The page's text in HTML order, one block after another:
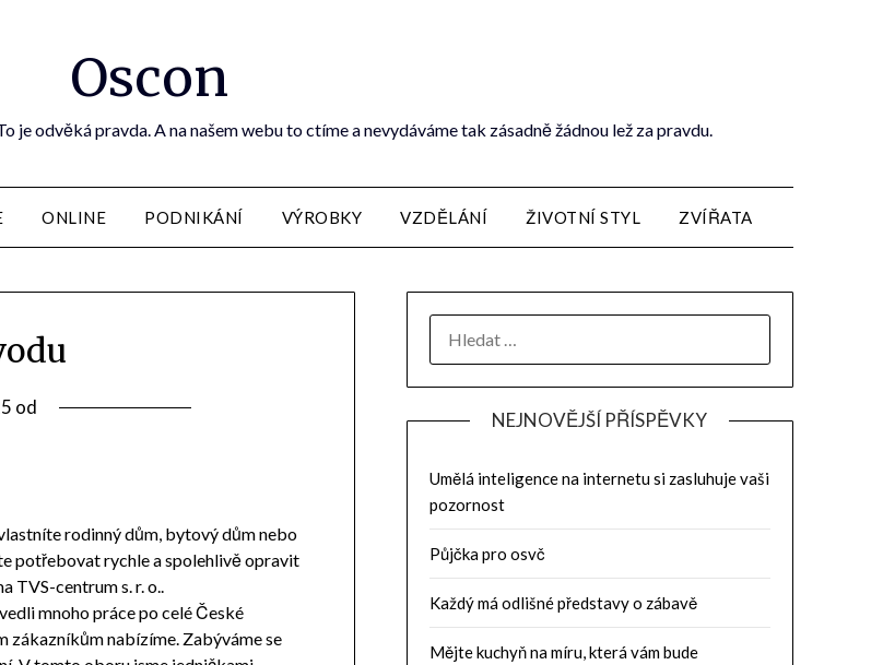
Oscon
je odvěká pravda. A na našem webu to ctíme a nevydáváme tak zásadně žádnou lež za pravdu.
ONLINE PODNIKÁNÍ VÝROBKY VZDĚLÁNÍ ŽIVOTNÍ STYL ZVÍŘATA
od
rodinný dům, bytový dům nebo
potřebovat rychle a spolehlivě opravit
TVS-centrum s. r. o..
mnoho práce po celé České
zákazníkům nabízíme. Zabýváme se
NEJNOVĚJŠÍ PŘÍSPĚVKY
Umělá inteligence na internetu si zasluhuje vaši
pozornost
Půjčka pro osvč
Každý má odlišné představy o zábavě
Mějte kuchyň na míru, která vám bude